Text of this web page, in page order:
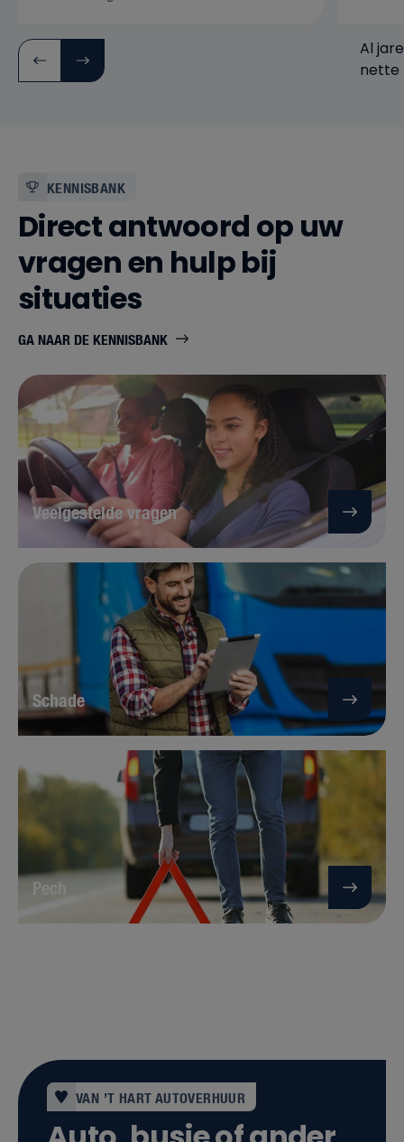
Al
nette
KENNISBANK
Direct antwoord op uw
vragen en hulp bij
situaties
GA NAAR DE KENNISBANK
Veelgestelde vragen
Schade
Pech
VAN ’T HART AUTOVERHUUR